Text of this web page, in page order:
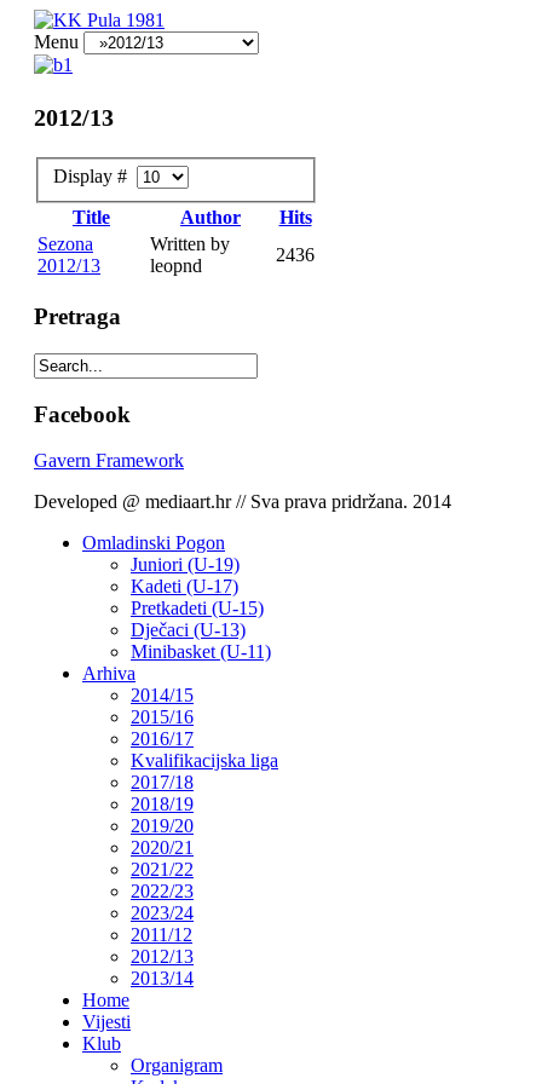
Menu
2012/13
Display #
Title
Author
Hits
Sezona
2012/13
Written by
leopnd
2436
Pretraga
Facebook
Gavern Framework
Developed @ mediaart.hr // Sva prava pridržana. 2014
Omladinski Pogon
Juniori (U-19)
Kadeti (U-17)
Pretkadeti (U-15)
Dječaci (U-13)
Minibasket (U-11)
Arhiva
2014/15
2015/16
2016/17
Kvalifikacijska liga
2017/18
2018/19
2019/20
2020/21
2021/22
2022/23
2023/24
2011/12
2012/13
2013/14
Home
Vijesti
Klub
Organigram